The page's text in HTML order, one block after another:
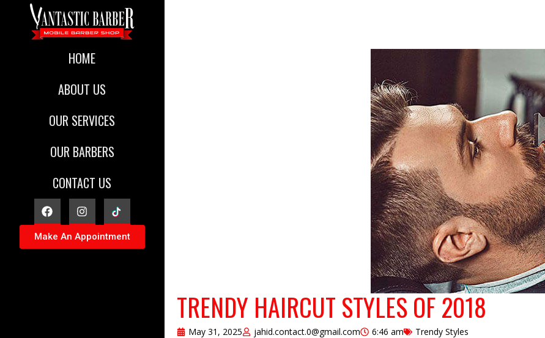
HOME
ABOUT US
OUR SERVICES
OUR BARBERS
CONTACT US
Make An Appointment
TRENDY HAIRCUT STYLES OF 2018
May 31, 2025 jahid.contact.0@gmail.com 6:46 am Trendy Styles